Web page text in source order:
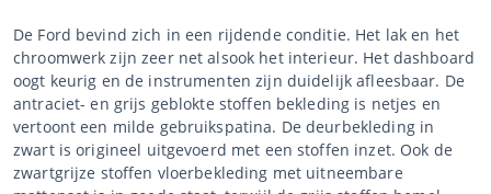
De Ford bevind zich in een rijdende conditie. Het lak en het
chroomwerk zijn zeer net alsook het interieur. Het dashboard
oogt keurig en de instrumenten zijn duidelijk afleesbaar. De
antraciet- en grijs geblokte stoffen bekleding is netjes en
vertoont een milde gebruikspatina. De deurbekleding in
zwart is origineel uitgevoerd met een stoffen inzet. Ook de
zwartgrijze stoffen vloerbekleding met uitneembare